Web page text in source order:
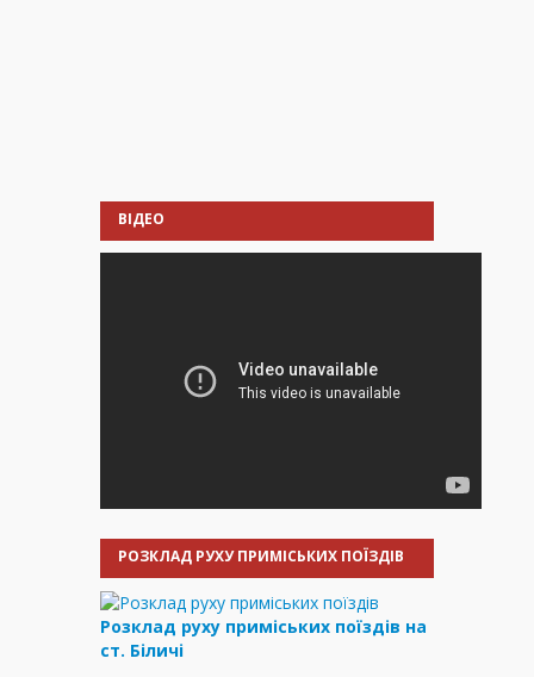
ВІДЕО
РОЗКЛАД РУХУ ПРИМІСЬКИХ ПОЇЗДІВ
Розклад руху приміських поїздів на
ст. Біличі